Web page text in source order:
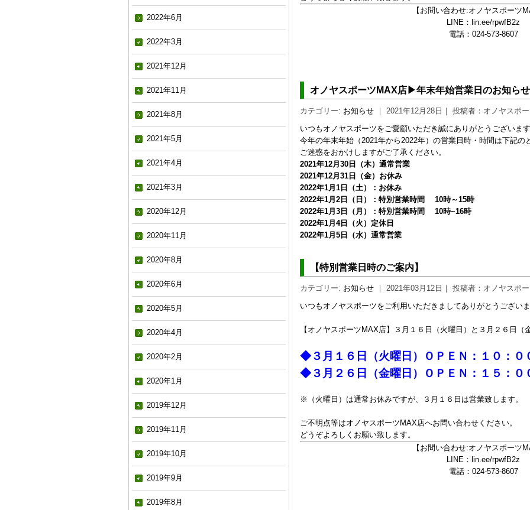
2022年6月
2022年3月
2021年12月
2021年11月
2021年8月
2021年5月
2021年4月
2021年3月
2020年12月
2020年11月
2020年8月
2020年6月
2020年5月
2020年4月
2020年2月
2020年1月
2019年12月
2019年11月
2019年10月
2019年9月
2019年8月
【お問い合わせ:オノヤスポーツ
LINE：lin.ee/rpwfB2z
電話：024-573-8607
オノヤスポーツMAX店▶年末年始営業日のお知らせ
カテゴリー: お知らせ ｜ 2021年12月28日｜ 投稿者：オノヤスポ
いつもオノヤスポーツをご愛顧いただき誠にありがとうございま
今年の年末年始（2021年から2022年）の営業日時・時間は下記の
ご迷惑をおかけしますがご了承ください。
2021年12月30日（木）通常営業
2021年12月31日（金）お休み
2022年1月1日（土）：お休み
2022年1月2日（日）：特別営業時間 10時～15時
2022年1月3日（月）：特別営業時間 10時~16時
2022年1月4日（火）定休日
2022年1月5日（水）通常営業
【特別営業日時のご案内】
カテゴリー: お知らせ ｜ 2021年03月12日｜ 投稿者：オノヤスポ
いつもオノヤスポーツをご利用いただきましてありがとうござい
【オノヤスポーツMAX店】３月１６日（火曜日）と３月２６日
◆３月１６日（火曜日）ＯＰＥＮ：１０：０
◆３月２６日（金曜日）ＯＰＥＮ：１５：０
※（火曜日）は通常お休みですが、３月１６日は営業致します。
ご不明点等はオノヤスポーツMAX店へお問い合わせください。
どうぞよろしくお願い致します。
【お問い合わせ:オノヤスポーツ
LINE：lin.ee/rpwfB2z
電話：024-573-8607